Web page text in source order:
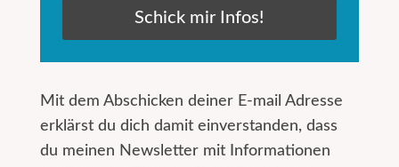
Schick mir Infos!
Mit dem Abschicken deiner E-mail Adresse
erklärst du dich damit einverstanden, dass
du meinen Newsletter mit Informationen